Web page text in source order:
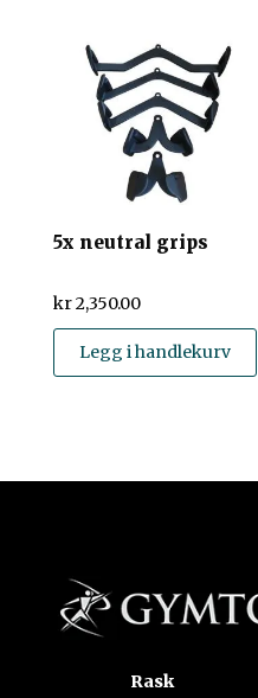
5x neutral grips
kr2,350.00
Legg i handlekurv
Rask